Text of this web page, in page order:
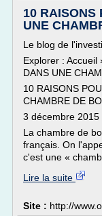
10 RAISONS
UNE
Le blog de
Explorer : Accueil
DANS UNE
10 RAISONS
CHAMBRE DE
3 décembre 2015
La chambre de
français. On
c'est une «
Lire la suite
Site : http://